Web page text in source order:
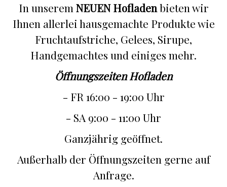
In unserem NEUEN Hofladenbieten wir
Ihnen allerlei hausgemachte Produkte wie
Fruchtaufstriche, Gelees, Sirupe,
Handgemachtes und einiges mehr.
Öffnungszeiten Hofladen
- FR 16:00 - 19:00 Uhr
- SA 9:00 - 11:00 Uhr
Ganzjährig geöffnet.
Außerhalb der Öffnungszeiten gerne auf
Anfrage.